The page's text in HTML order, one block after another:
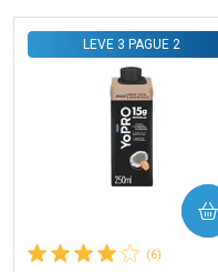
Comprar sem Desconto
Por R$ 108,99/cada
Comprar sem Desconto
Por R$ 108,99/cada
(6)
LEVE 3 PAGUE 2
COMPRAR